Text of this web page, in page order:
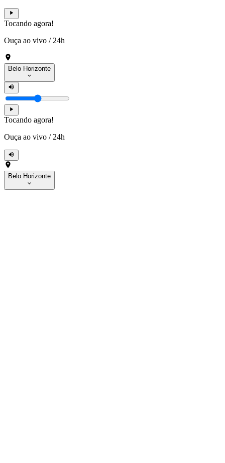
Tocando agora!
Ouça ao vivo / 24h
Belo Horizonte
Tocando agora!
Ouça ao vivo / 24h
Belo Horizonte